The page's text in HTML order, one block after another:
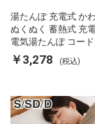
湯たんぽ 充電式 か
ぬくぬく 蓄熱式 充
電気湯たんぽ コード
ぽ エコ 節電 節約 省
エコ電気あんか
￥3,278 (税込)